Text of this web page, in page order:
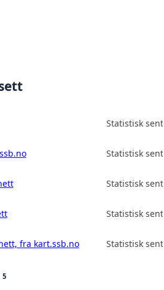
Statistisk
Statistisk
Statistisk
Statistisk
fra kart.ssb.no Statistisk
5